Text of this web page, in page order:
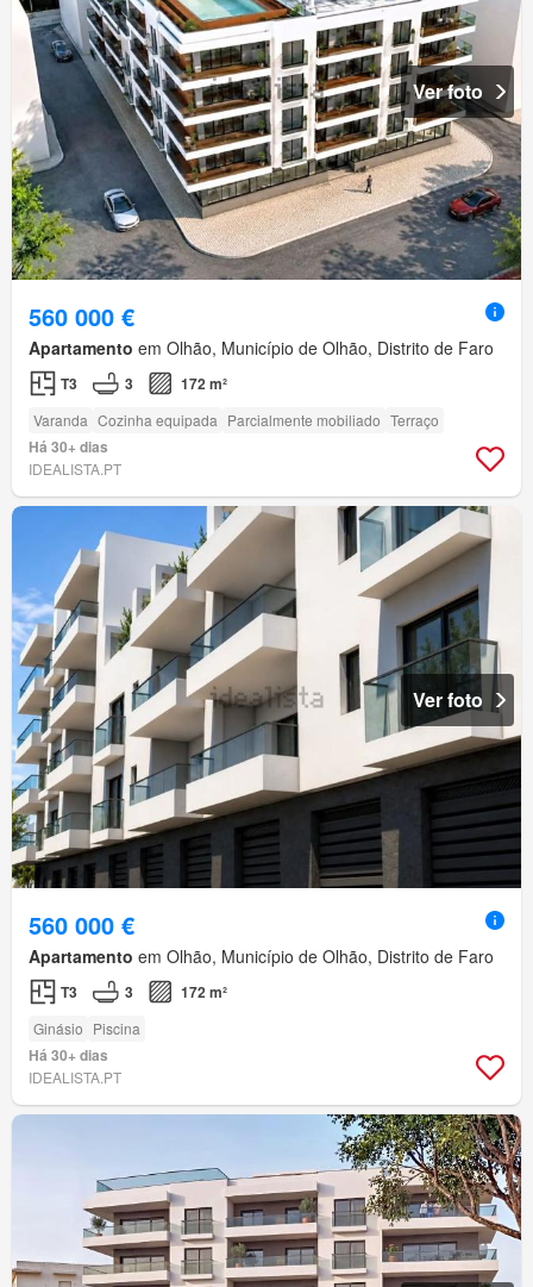
Ver foto
560 000 €
Apartamento em Olhão, Município de Olhão, Distrito de Faro
T3 3 172 m²
Varanda Cozinha equipada Parcialmente mobiliado Terraço
Há 30+ dias
IDEALISTA.PT
Ver foto
560 000 €
Apartamento em Olhão, Município de Olhão, Distrito de Faro
T3 3 172 m²
Ginásio Piscina
Há 30+ dias
IDEALISTA.PT